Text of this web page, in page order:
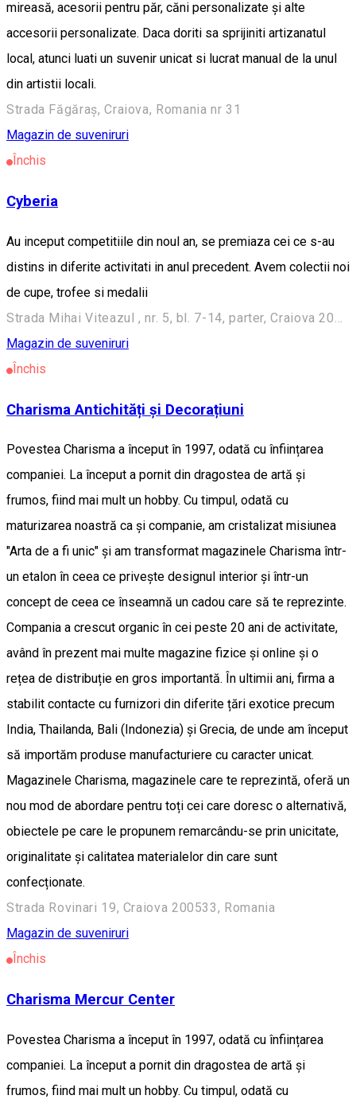
mireasă, acesorii pentru păr, căni personalizate și alte
accesorii personalizate. Daca doriti sa sprijiniti artizanatul
local, atunci luati un suvenir unicat si lucrat manual de la unul
din artistii locali.
Strada Făgăraș, Craiova, Romania nr 31
Magazin de suveniruri
Închis
Cyberia
Au inceput competitiile din noul an, se premiaza cei ce s-au
distins in diferite activitati in anul precedent. Avem colectii noi
de cupe, trofee si medalii
Magazin de suveniruri
Închis
Charisma Antichități și Decorațiuni
Povestea Charisma a început în 1997, odată cu înființarea
companiei. La început a pornit din dragostea de artă și
frumos, fiind mai mult un hobby. Cu timpul, odată cu
maturizarea noastră ca și companie, am cristalizat misiunea
"Arta de a fi unic" și am transformat magazinele Charisma într-
un etalon în ceea ce privește designul interior și într-un
concept de ceea ce înseamnă un cadou care să te reprezinte.
Compania a crescut organic în cei peste 20 ani de activitate,
având în prezent mai multe magazine fizice și online și o
rețea de distribuție en gros importantă. În ultimii ani, firma a
stabilit contacte cu furnizori din diferite țări exotice precum
India, Thailanda, Bali (Indonezia) și Grecia, de unde am început
să importăm produse manufacturiere cu caracter unicat.
Magazinele Charisma, magazinele care te reprezintă, oferă un
nou mod de abordare pentru toți cei care doresc o alternativă,
obiectele pe care le propunem remarcându-se prin unicitate,
originalitate și calitatea materialelor din care sunt
confecționate.
Strada Rovinari 19, Craiova 200533, Romania
Magazin de suveniruri
Închis
Charisma Mercur Center
Povestea Charisma a început în 1997, odată cu înființarea
companiei. La început a pornit din dragostea de artă și
frumos, fiind mai mult un hobby. Cu timpul, odată cu